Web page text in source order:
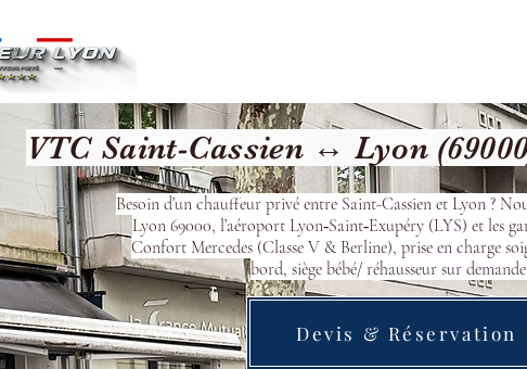
VTC Saint-Cassien ↔ Lyon
Besoin d’un chauffeur privé entre Saint-Cassien et Lyon ?
Lyon 69000, l’aéroport Lyon‑Saint‑Exupéry (LYS) et les
Confort Mercedes (Classe V & Berline), prise en charge
bord, siège bébé/ réhausseur sur
Devis & Réservation